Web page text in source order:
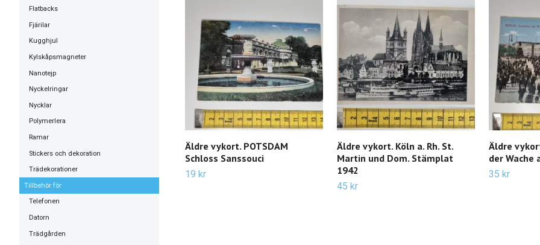
Flatbacks
Fjärilar
Kugghjul
Kylskåpsmagneter
Nanotejp
Nyckelringar
Nycklar
Polymerlera
Ramar
Stickers och dekoration
Trädekorationer
Tillbehör för
Telefonen
Datorn
Trädgården
Äldre vykort. POTSDAM
Schloss Sanssouci
19 kr
Äldre vykort. Köln a. Rh. St.
Martin und Dom. Stämplat
1942
45 kr
Äldre
der Wache
35 kr